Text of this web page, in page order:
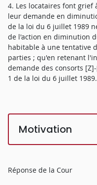
4. Les locataires font
leur demande en
de la loi du 6 juillet 1989
de l'action en diminution
habitable à une tentative
parties ; qu'en retenant
demande des consorts
1 de la loi du 6 juillet
Motivation
Réponse de la Cour